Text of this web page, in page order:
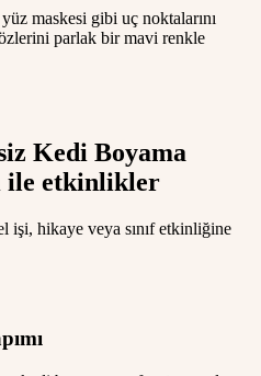
maskesi gibi uç noktalarını
parlak bir mavi renkle
Kedi Boyama
ile etkinlikler
işi, hikaye veya sınıf etkinliğine